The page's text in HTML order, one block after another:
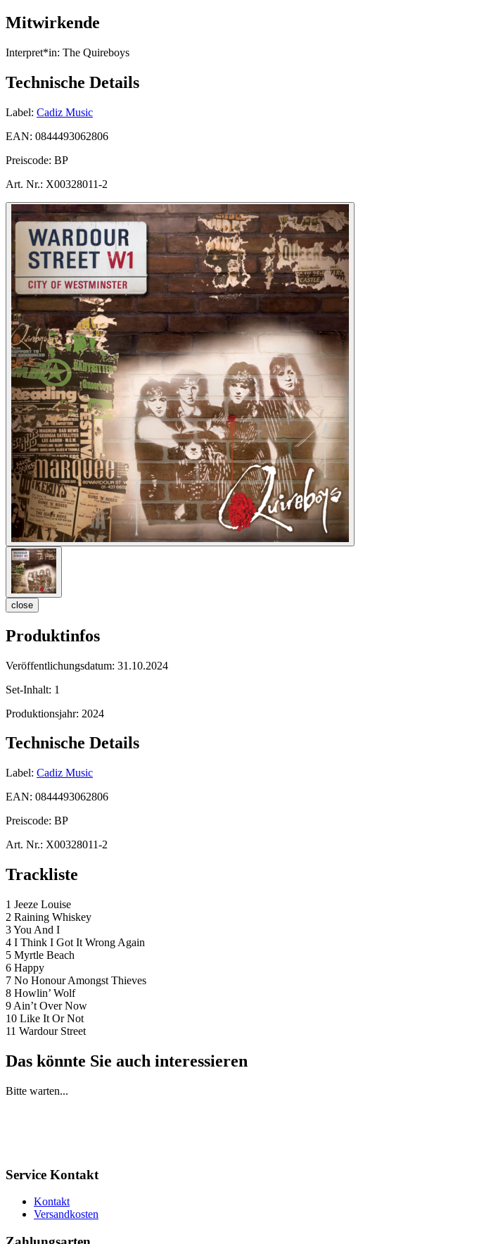
Mitwirkende
Interpret*in: The Quireboys
Technische Details
Label: Cadiz Music
EAN: 0844493062806
Preiscode: BP
Art. Nr.: X00328011-2
close
Produktinfos
Veröffentlichungsdatum: 31.10.2024
Set-Inhalt: 1
Produktionsjahr: 2024
Technische Details
Label: Cadiz Music
EAN: 0844493062806
Preiscode: BP
Art. Nr.: X00328011-2
Trackliste
1 Jeeze Louise
2 Raining Whiskey
3 You And I
4 I Think I Got It Wrong Again
5 Myrtle Beach
6 Happy
7 No Honour Amongst Thieves
8 Howlin’ Wolf
9 Ain’t Over Now
10 Like It Or Not
11 Wardour Street
Das könnte Sie auch interessieren
Bitte warten...
Service Kontakt
Kontakt
Versandkosten